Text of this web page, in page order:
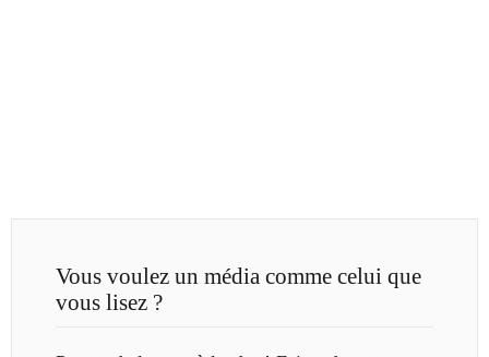
Vous voulez un média comme celui que
vous lisez ?